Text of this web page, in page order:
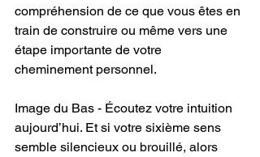
compréhension de ce que vous êtes en
train de construire ou même vers une
étape importante de votre
cheminement personnel.
Image du Bas - Écoutez votre intuition
aujourd’hui. Et si votre sixième sens
semble silencieux ou brouillé, alors